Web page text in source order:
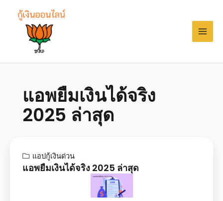
แอพยืมเงินได้จริง
2025 ล่าสุด
แอปกู้เงินด่วน
แอพยืมเงินได้จริง 2025 ล่าสุด